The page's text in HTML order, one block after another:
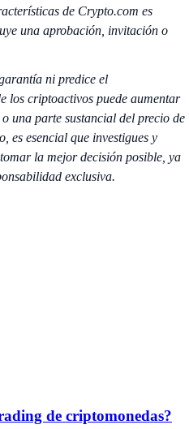
de Crypto.com es
una aprobación, invitación o
ni predice el
los criptoactivos puede aumentar
una parte sustancial del precio de
es esencial que investigues y
la mejor decisión posible, ya
exclusiva.
de criptomonedas?